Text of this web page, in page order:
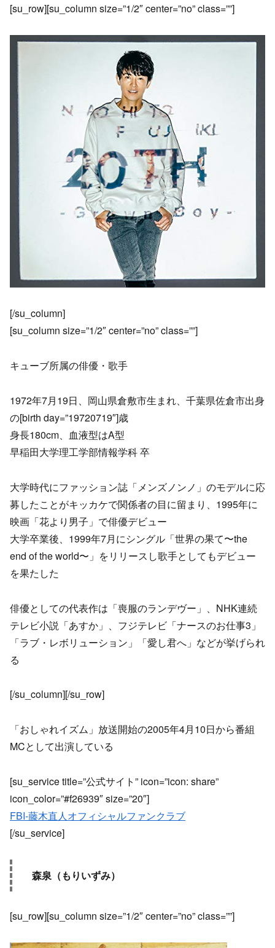
[su_row][su_column size=”1/2″ center=”no” class=””]
[/su_column]
[su_column size=”1/2″ center=”no” class=””]
キューブ所属の俳優・歌手
1972年7月19日、岡山県倉敷市生まれ、千葉県佐倉市出身
の[birth day=”19720719″]歳
身長180cm、血液型はA型
早稲田大学理工学部情報学科 卒
大学時代にファッション誌「メンズノンノ」のモデルに応
募したことがキッカケで関係者の目に留まり、1995年に
映画「花より男子」で俳優デビュー
大学卒業後、1999年7月にシングル「世界の果て〜the
end of the world〜」をリリースし歌手としてもデビュー
を果たした
俳優としての代表作は「喪服のランデヴー」、NHK連続
テレビ小説「あすか」、フジテレビ「ナースのお仕事3」
「ラブ・レボリューション」「愛し君へ」などが挙げられ
る
[/su_column][/su_row]
「おしゃれイズム」放送開始の2005年4月10日から番組
MCとして出演している
[su_service title=”公式サイト” icon=”icon: share”
icon_color=”#f26939″ size=”20″]
FBI-藤木直人オフィシャルファンクラブ
[/su_service]
森泉（もりいずみ）
[su_row][su_column size=”1/2″ center=”no” class=””]